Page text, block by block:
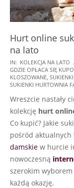
Hurt online
na lato
2025-
07-
07
IN: KOLEKCJA NA LATO
GDZIE OPŁACA SIĘ
KLOSZOWANE,
SUKIENKI HURTOWNIA
Wreszcie nastały
kolekcję hurt
Co kupić? Jakie
pośród
damskie w hurcie
nowoczesną
szerokim
każdą okazję.